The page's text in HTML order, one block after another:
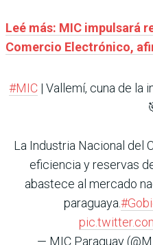
Leé más: MIC impulsará
Comercio Electrónico,
#MIC| Vallemí, cuna de la
La Industria Nacional del
eficiencia y reservas
abastece al mercado
paraguaya.
— MIC Paraguay